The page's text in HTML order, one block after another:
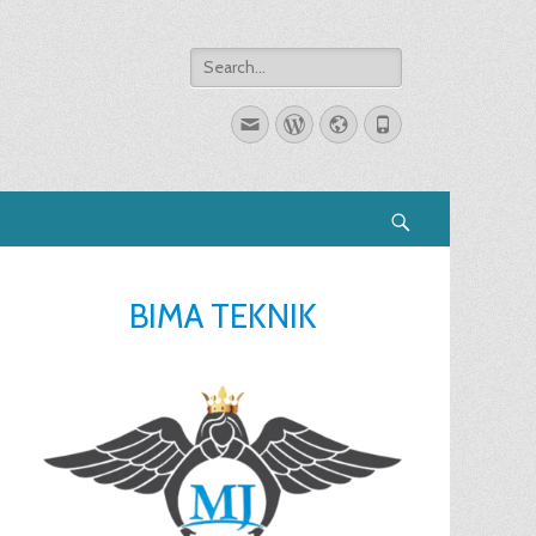
Search
for:
EmailWordPress
WebsitePhone
BIMA TEKNIK